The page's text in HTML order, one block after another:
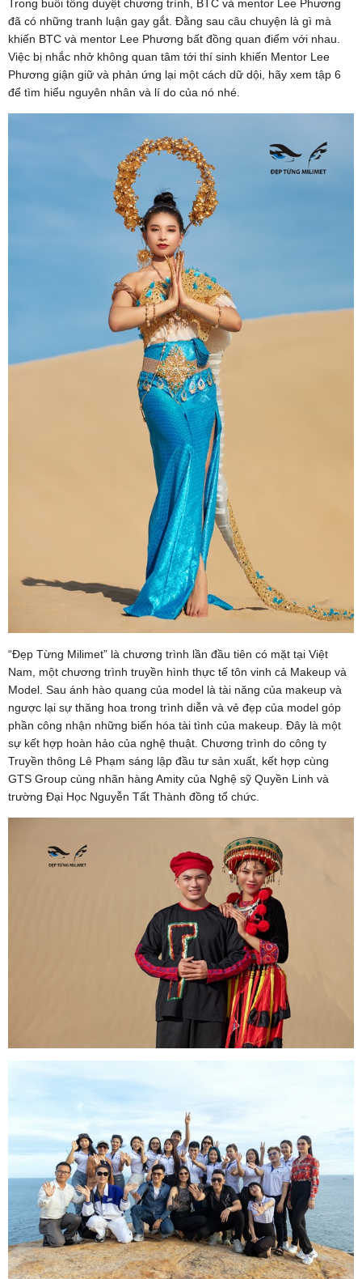
Trong buổi tổng duyệt chương trình, BTC và mentor Lee Phương
đã có những tranh luận gay gắt. Đằng sau câu chuyện là gì mà
khiến BTC và mentor Lee Phương bất đồng quan điểm với nhau.
Việc bị nhắc nhở không quan tâm tới thí sinh khiến Mentor Lee
Phương giận giữ và phản ứng lại một cách dữ dội, hãy xem tập 6
để tìm hiểu nguyên nhân và lí do của nó nhé.
“Đẹp Từng Milimet” là chương trình lần đầu tiên có mặt tại Việt
Nam, một chương trình truyền hình thực tế tôn vinh cả Makeup và
Model. Sau ánh hào quang của model là tài năng của makeup và
ngược lại sự thăng hoa trong trình diễn và vẻ đẹp của model góp
phần công nhận những biến hóa tài tình của makeup. Đây là một
sự kết hợp hoàn hảo của nghệ thuật. Chương trình do công ty
Truyền thông Lê Phạm sáng lập đầu tư sản xuất, kết hợp cùng
GTS Group cùng nhãn hàng Amity của Nghệ sỹ Quyền Linh và
trường Đại Học Nguyễn Tất Thành đồng tổ chức.